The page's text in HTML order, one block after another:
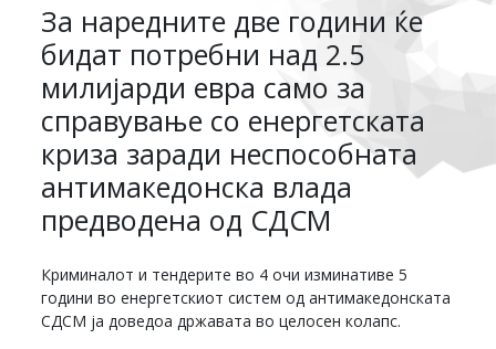
За наредните две години ќе
бидат потребни над 2.5
милијарди евра само за
справување со енергетската
криза заради неспособната
антимакедонска влада
предводена од СДСМ
Криминалот и тендерите во 4 очи изминативе 5
години во енергетскиот систем од антимакедонската
СДСМ ја доведоа државата во целосен колапс.